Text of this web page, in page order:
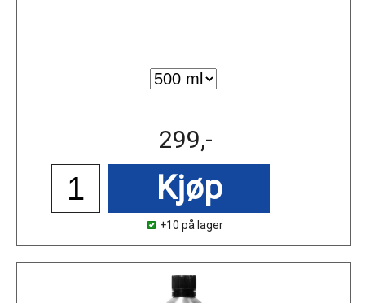
299,-
Kjøp
+10 på lager